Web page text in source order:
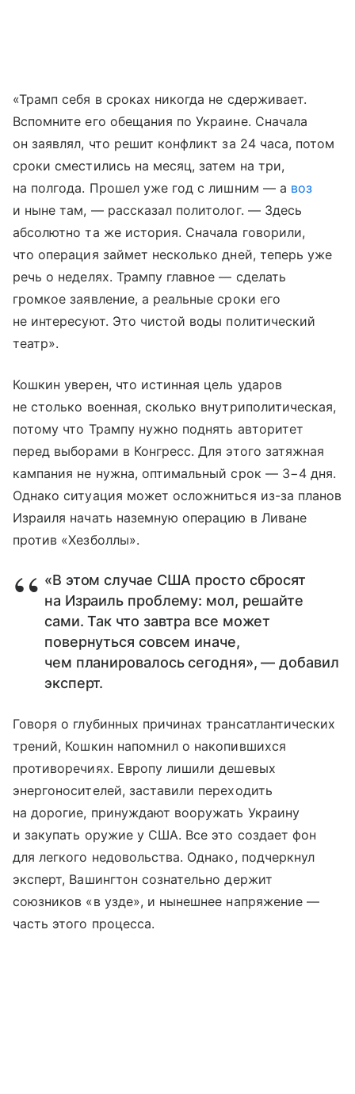
«Трамп себя в сроках никогда не сдерживает.
Вспомните его обещания по Украине. Сначала
он заявлял, что решит конфликт за 24 часа, потом
сроки сместились на месяц, затем на три,
на полгода. Прошел уже год с лишним — а воз
и ныне там, — рассказал политолог. — Здесь
абсолютно та же история. Сначала говорили,
что операция займет несколько дней, теперь уже
речь о неделях. Трампу главное — сделать
громкое заявление, а реальные сроки его
не интересуют. Это чистой воды политический
театр».
Кошкин уверен, что истинная цель ударов
не столько военная, сколько внутриполитическая,
потому что Трампу нужно поднять авторитет
перед выборами в Конгресс. Для этого затяжная
кампания не нужна, оптимальный срок — 3−4 дня.
Однако ситуация может осложниться из-за планов
Израиля начать наземную операцию в Ливане
против «Хезболлы».
«В этом случае США просто сбросят
на Израиль проблему: мол, решайте
сами. Так что завтра все может
повернуться совсем иначе,
чем планировалось сегодня», — добавил
эксперт.
Говоря о глубинных причинах трансатлантических
трений, Кошкин напомнил о накопившихся
противоречиях. Европу лишили дешевых
энергоносителей, заставили переходить
на дорогие, принуждают вооружать Украину
и закупать оружие у США. Все это создает фон
для легкого недовольства. Однако, подчеркнул
эксперт, Вашингтон сознательно держит
союзников «в узде», и нынешнее напряжение —
часть этого процесса.